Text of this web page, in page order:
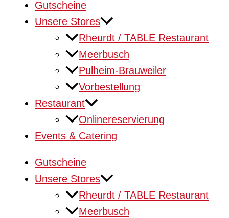
Gutscheine
Unsere Stores
Rheurdt / TABLE Restaurant
Meerbusch
Pulheim-Brauweiler
Vorbestellung
Restaurant
Onlinereservierung
Events & Catering
Gutscheine
Unsere Stores
Rheurdt / TABLE Restaurant
Meerbusch